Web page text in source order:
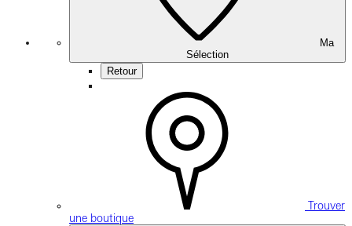
Sélection
Retour
Trouver
une boutique